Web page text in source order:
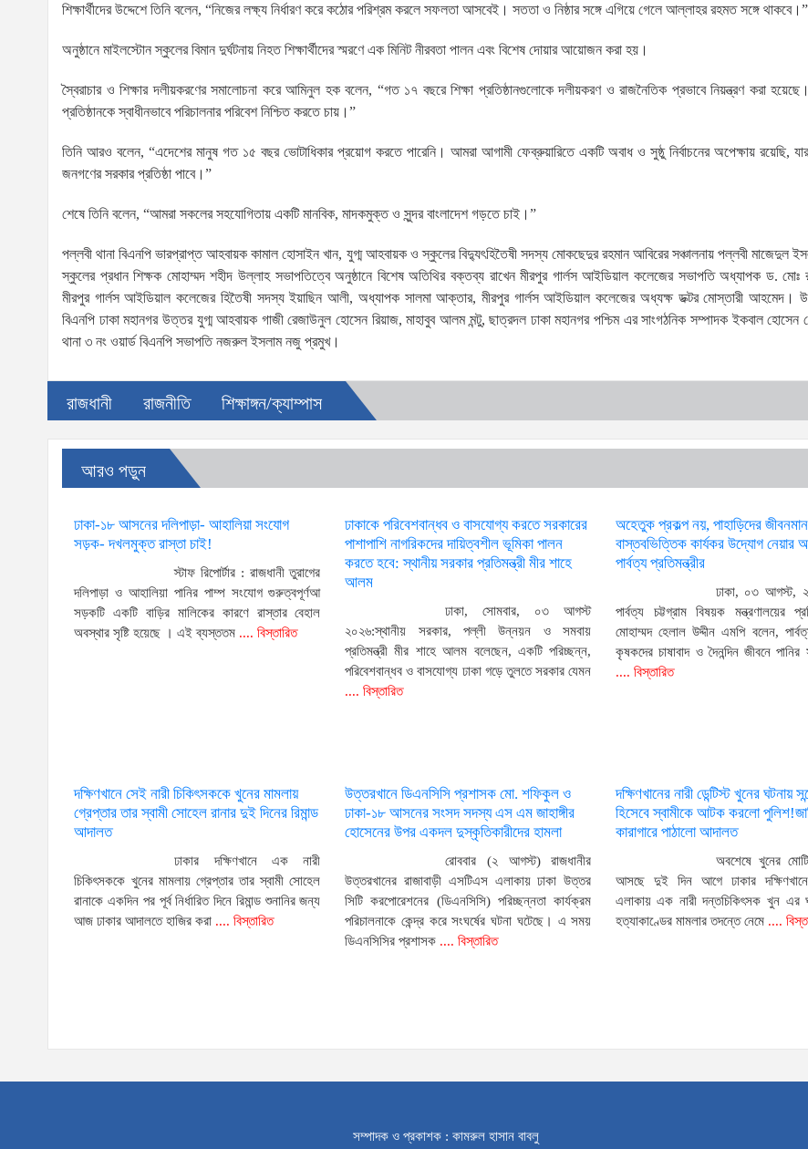
শিক্ষার্থীদের উদ্দেশে তিনি বলেন, “নিজের লক্ষ‌্য নির্ধারণ করে কঠোর পরিশ্রম করলে সফলতা আসবেই। সততা ও নিষ্ঠার সঙ্গে এগিয়ে গেলে আল্লাহর রহমত সঙ্গে থাকবে।”
অনুষ্ঠানে মাইলস্টোন স্কুলের বিমান দুর্ঘটনায় নিহত শিক্ষার্থীদের স্মরণে এক মিনিট নীরবতা পালন এবং বিশেষ দোয়ার আয়োজন করা হয়।
স্বৈরাচার ও শিক্ষার দলীয়করণের সমালোচনা করে আমিনুল হক বলেন, “গত ১৭ বছরে শিক্ষা প্রতিষ্ঠানগুলোকে দলীয়করণ ও রাজনৈতিক প্রভাবে নিয়ন্ত্রণ করা
প্রতিষ্ঠানকে স্বাধীনভাবে পরিচালনার পরিবেশ নিশ্চিত করতে চায়।”
তিনি আরও বলেন, “এদেশের মানুষ গত ১৫ বছর ভোটাধিকার প্রয়োগ করতে পারেনি। আমরা আগামী ফেব্রুয়ারিতে একটি অবাধ ও সুষ্ঠু নির্বাচনের অপেক্ষায় রয়েছি,
জনগণের সরকার প্রতিষ্ঠা পাবে।”
শেষে তিনি বলেন, “আমরা সকলের সহযোগিতায় একটি মানবিক, মাদকমুক্ত ও সুন্দর বাংলাদেশ গড়তে চাই।”
পল্লবী থানা বিএনপি ভারপ্রাপ্ত আহবায়ক কামাল হোসাইন খান, যুগ্ম আহবায়ক ও স্কুলের বিদ্যুৎহিতৈষী সদস্য মোকছেদুর রহমান আবিরের সঞ্চালনায় পল্লবী মাজেদুল
স্কুলের প্রধান শিক্ষক মোহাম্মদ শহীদ উল্লাহ সভাপতিত্বে অনুষ্ঠানে বিশেষ অতিথির বক্তব্য রাখেন মীরপুর গার্লস আইডিয়াল কলেজের সভাপতি অধ্যাপক ড. মোঃ
মীরপুর গার্লস আইডিয়াল কলেজের হিতৈষী সদস্য ইয়াছিন আলী, অধ্যাপক সালমা আক্তার, মীরপুর গার্লস আইডিয়াল কলেজের অধ্যক্ষ ডক্টর মোস্তারী আহমেদ।
বিএনপি ঢাকা মহানগর উত্তর যুগ্ম আহবায়ক গাজী রেজাউনুল হোসেন রিয়াজ, মাহাবুব আলম মন্টু, ছাত্রদল ঢাকা মহানগর পশ্চিম এর সাংগঠনিক সম্পাদক ইকবাল হোসেন
থানা ৩ নং ওয়ার্ড বিএনপি সভাপতি নজরুল ইসলাম নজু প্রমুখ।
রাজধানী রাজনীতি শিক্ষাঙ্গন/ক্যাম্পাস
আরও পড়ুন
ঢাকা-১৮ আসনের দলিপাড়া- আহালিয়া সংযোগ
সড়ক- দখলমুক্ত রাস্তা চাই!
স্টাফ রিপোর্টার : রাজধানী তুরাগের
দলিপাড়া ও আহালিয়া পানির পাম্প সংযোগ গুরুত্বপূর্ণআ
সড়কটি একটি বাড়ির মালিকের কারণে রাস্তার বেহাল
অবস্থার সৃষ্টি হয়েছে । এই ব্যস্ততম .... বিস্তারিত
ঢাকাকে পরিবেশবান্ধব ও বাসযোগ্য করতে সরকারের
পাশাপাশি নাগরিকদের দায়িত্বশীল ভূমিকা পালন
করতে হবে: স্থানীয় সরকার প্রতিমন্ত্রী মীর শাহে
আলম
ঢাকা, সোমবার, ০৩ আগস্ট
২০২৬:স্থানীয় সরকার, পল্লী উন্নয়ন ও সমবায়
প্রতিমন্ত্রী মীর শাহে আলম বলেছেন, একটি পরিচ্ছন্ন,
পরিবেশবান্ধব ও বাসযোগ্য ঢাকা গড়ে তুলতে সরকার যেমন
.... বিস্তারিত
অহেতুক প্রকল্প নয়, পাহাড়িদের
বাস্তবভিত্তিক কার্যকর উদ্যোগ নেয়ার
পার্বত্য প্রতিমন্ত্রীর
ঢাকা, ০৩ আগস্ট,
পার্বত্য চট্টগ্রাম বিষয়ক মন্ত্রণালয়ের
মোহাম্মদ হেলাল উদ্দীন এমপি বলেন,
কৃষকদের চাষাবাদ ও দৈনন্দিন জীবনে
.... বিস্তারিত
দক্ষিণখানে সেই নারী চিকিৎসককে খুনের মামলায়
গ্রেপ্তার তার স্বামী সোহেল রানার দুই দিনের রিমান্ড
আদালত
ঢাকার দক্ষিণখানে এক নারী
চিকিৎসককে খুনের মামলায় গ্রেপ্তার তার স্বামী সোহেল
রানাকে একদিন পর পূর্ব নির্ধারিত দিনে রিমান্ড শুনানির জন্য
আজ ঢাকার আদালতে হাজির করা .... বিস্তারিত
উত্তরখানে ডিএনসিসি প্রশাসক মো. শফিকুল ও
ঢাকা-১৮ আসনের সংসদ সদস্য এস এম জাহাঙ্গীর
হোসেনের উপর একদল দুস্কৃতিকারীদের হামলা
রোববার (২ আগস্ট) রাজধানীর
উত্তরখানের রাজাবাড়ী এসটিএস এলাকায় ঢাকা উত্তর
সিটি করপোরেশনের (ডিএনসিসি) পরিচ্ছন্নতা কার্যক্রম
পরিচালনাকে কেন্দ্র করে সংঘর্ষের ঘটনা ঘটেছে। এ সময়
ডিএনসিসির প্রশাসক .... বিস্তারিত
দক্ষিণখানের নারী ডেন্টিস্ট খুনের ঘটনায়
হিসেবে স্বামীকে আটক করলো
কারাগারে পাঠালো আদালত
অবশেষে খুনের
আসছে দুই দিন আগে ঢাকার
এলাকায় এক নারী দন্তচিকিৎসক খুন
হত্যাকাণ্ডের মামলার তদন্তে নেমে....
সম্পাদক ও প্রকাশক : কামরুল হাসান বাবলু